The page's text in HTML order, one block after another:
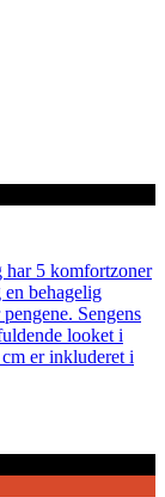
har 5 komfortzoner
behagelig
Sengens
looket i
er inkluderet i